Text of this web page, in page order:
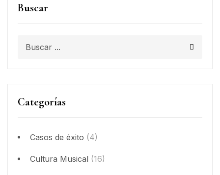
Buscar
Categorías
Casos de éxito (4)
Cultura Musical (16)